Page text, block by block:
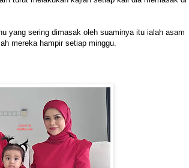
yang sering dimasak oleh suaminya itu ialah asam
mereka hampir setiap minggu.